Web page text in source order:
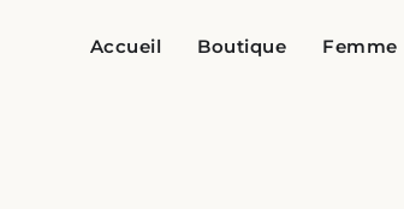
Accueil Boutique Femme